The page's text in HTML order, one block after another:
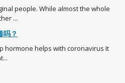
people. While almost the whole
...
吗？
hormone helps with coronavirus It